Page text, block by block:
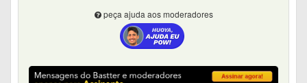
peça ajuda aos moderadores